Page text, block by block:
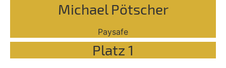
Michael Pötscher
Paysafe
Platz 1